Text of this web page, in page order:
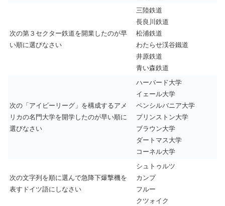
次の第３セクター鉄道を開業したのが早
い順に選びなさい
三陸鉄道
長良川鉄道
松浦鉄道
わたらせ渓谷鐵道
井原鉄道
青い森鉄道
次の「アイビーリーグ」を構成するアメ
リカの名門大学を開学したのが早い順に
選びなさい
ハーバード大学
イェール大学
ペンシルバニア大学
プリンストン大学
ブラウン大学
ダートマス大学
コーネル大学
次の文字列を順に選んで急降下爆撃機を
表すドイツ語にしなさい
シュトゥルツ
カンプ
フルー
クツォイク